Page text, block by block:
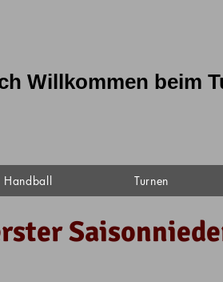
Willkommen beim
Handball Turnen